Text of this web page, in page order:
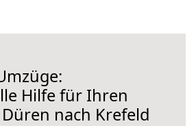
Hilfe für Ihren
nach Krefeld